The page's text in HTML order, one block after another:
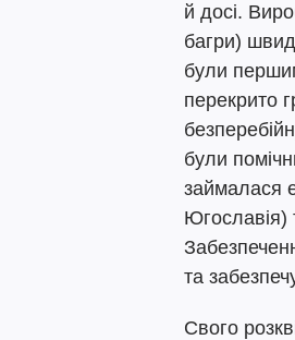
й досі.
багри)
були
перекрито
були
займалася
Югославія)
та
Свого